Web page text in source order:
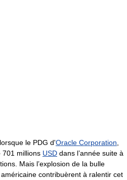
le PDG d'Oracle Corporation
701 millions USD dans l’année suite à
Mais l’explosion de la bulle
contribuèrent à ralentir cet